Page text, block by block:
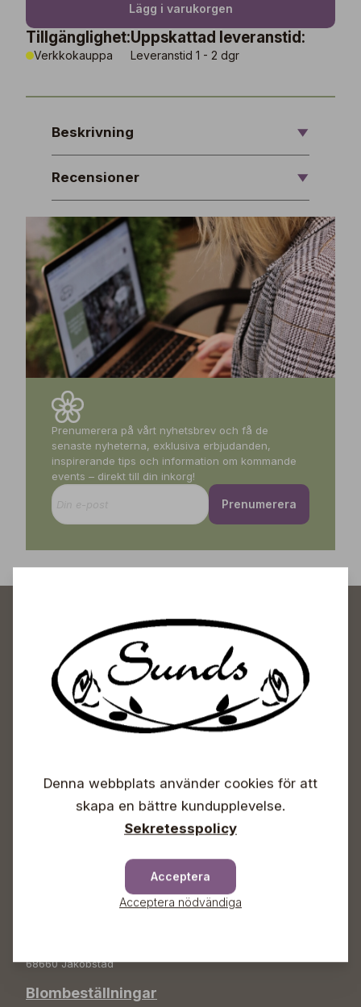
Lägg i varukorgen
Tillgänglighet:
Verkkokauppa
Uppskattad leveranstid:
Leveranstid 1 - 2 dgr
Beskrivning
Recensioner
Prenumerera på vårt nyhetsbrev och få de
senaste nyheterna, exklusiva erbjudanden,
inspirerande tips och information om kommande
events – direkt till din inkorg!
Prenumerera
Sunds Trädgårdscenter
Lördagar 09-16
Söndagar Självbetjäning
68660 Jakobstad
Blombeställningar
Denna webbplats använder cookies för att
skapa en bättre kundupplevelse.
Sekretesspolicy
Acceptera
Acceptera nödvändiga